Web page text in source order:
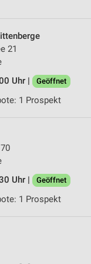
21
Uhr |
Geöffnet
1 Prospekt
Uhr |
Geöffnet
1 Prospekt